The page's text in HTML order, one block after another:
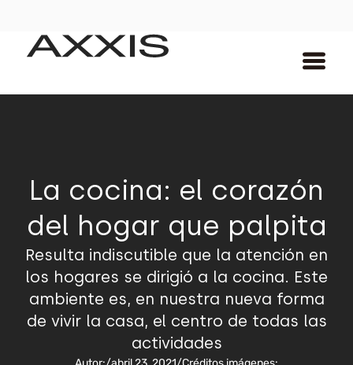
La cocina: el corazón
del hogar que palpita
Resulta indiscutible que la atención en
los hogares se dirigió a la cocina. Este
ambiente es, en nuestra nueva forma
de vivir la casa, el centro de todas las
actividades